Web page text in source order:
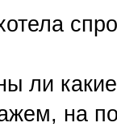
ли
на